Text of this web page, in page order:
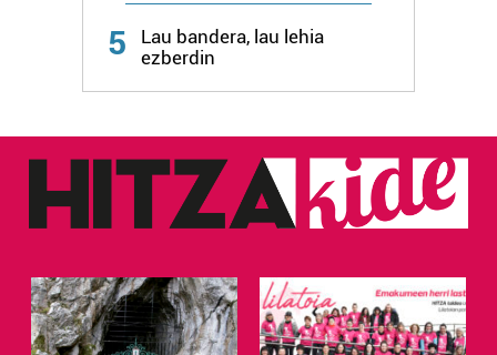
5
Lau bandera, lau lehia
ezberdin